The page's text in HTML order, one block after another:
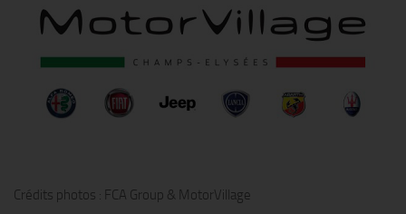
Crédits photos : FCA Group & MotorVillage